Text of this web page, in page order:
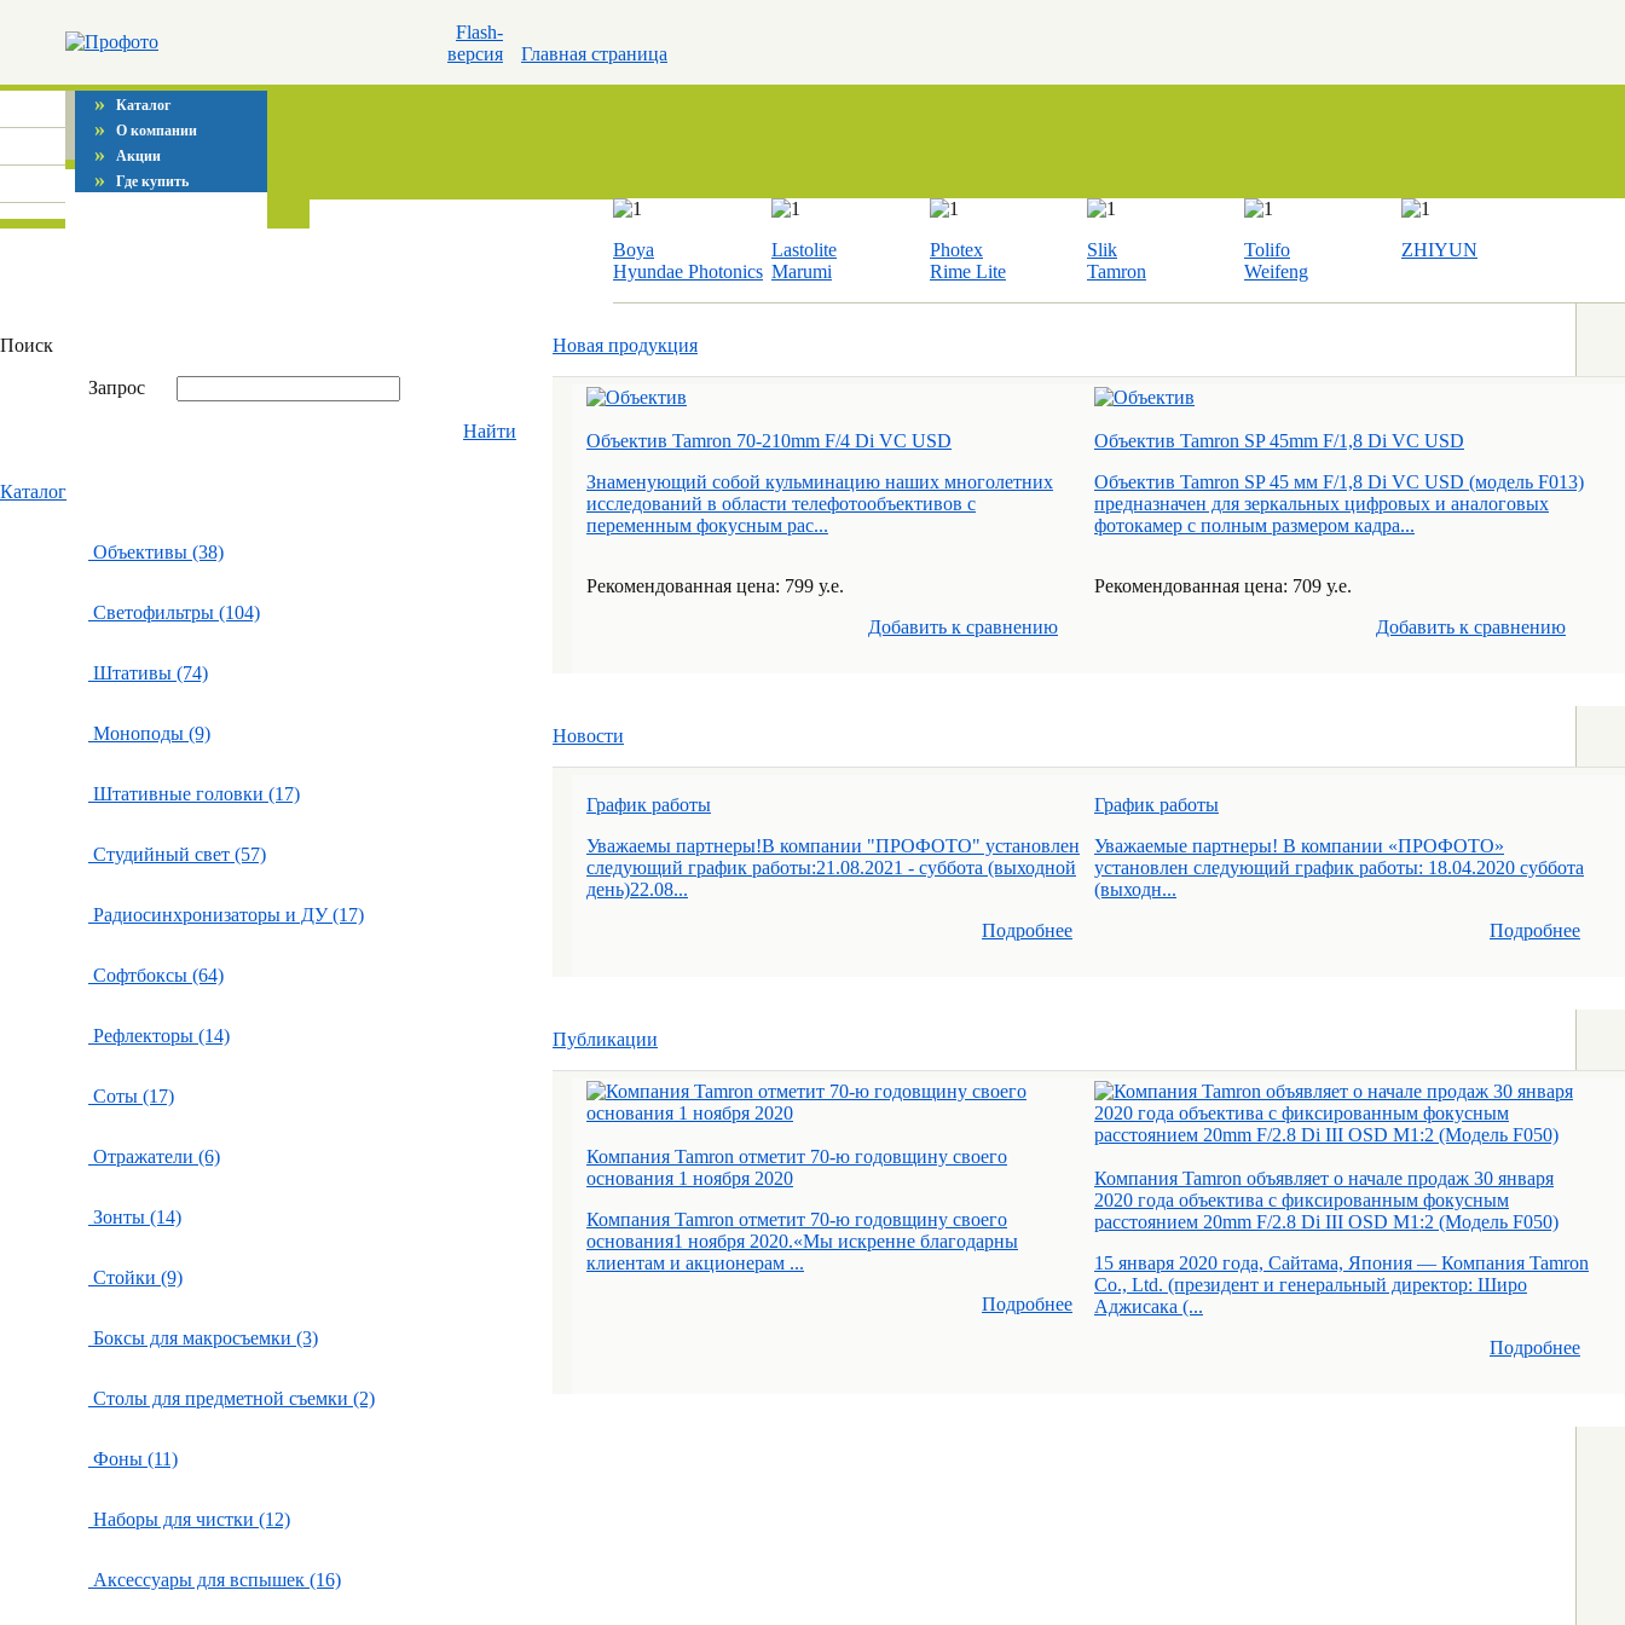
Flash-
версия
Главная страница
» Каталог
» О компании
» Акции
» Где купить
Boya
Hyundae Photonics
Lastolite
Marumi
Photex
Rime Lite
Slik
Tamron
Tolifo
Weifeng
ZHIYUN
Поиск
Запрос
Найти
Каталог
Объективы (38)
Светофильтры (104)
Штативы (74)
Моноподы (9)
Штативные головки (17)
Студийный свет (57)
Радиосинхронизаторы и ДУ (17)
Софтбоксы (64)
Рефлекторы (14)
Соты (17)
Отражатели (6)
Зонты (14)
Стойки (9)
Боксы для макросъемки (3)
Столы для предметной съемки (2)
Фоны (11)
Наборы для чистки (12)
Аксессуары для вспышек (16)
Новая продукция
Объектив Tamron 70-210mm F/4 Di VC USD
Знаменующий собой кульминацию наших многолетних
исследований в области телефотообъективов с
переменным фокусным рас...
Рекомендованная цена: 799 у.е.
Добавить к cравнению
Объектив Tamron SP 45mm F/1,8 Di VC USD
Объектив Tamron SP 45 мм F/1,8 Di VC USD (модель F013)
предназначен для зеркальных цифровых и аналоговых
фотокамер с полным размером кадра...
Рекомендованная цена: 709 у.е.
Добавить к cравнению
Новости
График работы
Уважаемы партнеры!В компании "ПРОФОТО" установлен
следующий график работы:21.08.2021 - суббота (выходной
день)22.08...
Подробнее
График работы
Уважаемые партнеры! В компании «ПРОФОТО»
установлен следующий график работы: 18.04.2020 суббота
(выходн...
Подробнее
Публикации
Компания Tamron отметит 70-ю годовщину своего
основания 1 ноября 2020
Компания Tamron отметит 70-ю годовщину своего
основания1 ноября 2020.«Мы искренне благодарны
клиентам и акционерам ...
Подробнее
Компания Tamron объявляет о начале продаж 30 января
2020 года объектива с фиксированным фокусным
расстоянием 20mm F/2.8 Di III OSD M1:2 (Модель F050)
15 января 2020 года, Сайтама, Япония — Компания Tamron
Co., Ltd. (президент и генеральный директор: Широ
Аджисака (...
Подробнее